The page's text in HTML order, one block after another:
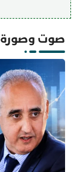
صوت وصورة